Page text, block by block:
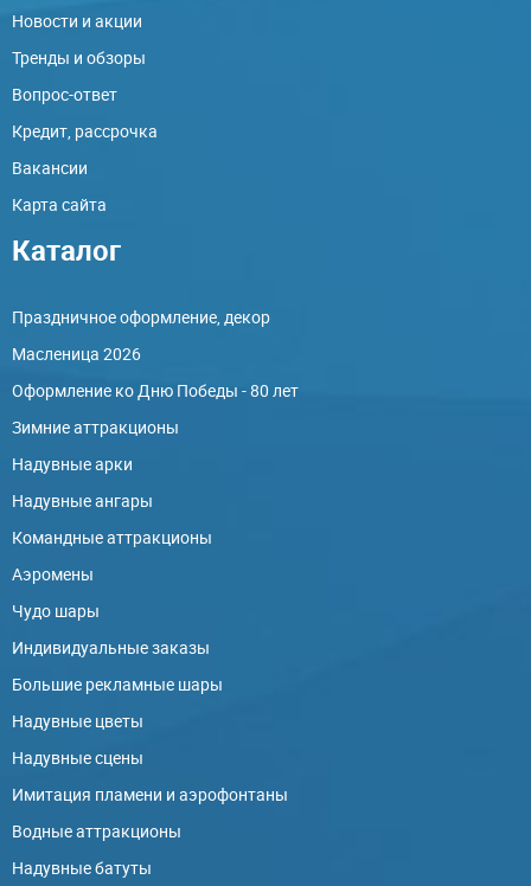
Новости и акции
Тренды и обзоры
Вопрос-ответ
Кредит, рассрочка
Вакансии
Карта сайта
Каталог
Праздничное оформление, декор
Масленица 2026
Оформление ко Дню Победы - 80 лет
Зимние аттракционы
Надувные арки
Надувные ангары
Командные аттракционы
Аэромены
Чудо шары
Индивидуальные заказы
Большие рекламные шары
Надувные цветы
Надувные сцены
Имитация пламени и аэрофонтаны
Водные аттракционы
Надувные батуты